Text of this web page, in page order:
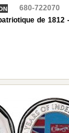
680-722070
de 1812